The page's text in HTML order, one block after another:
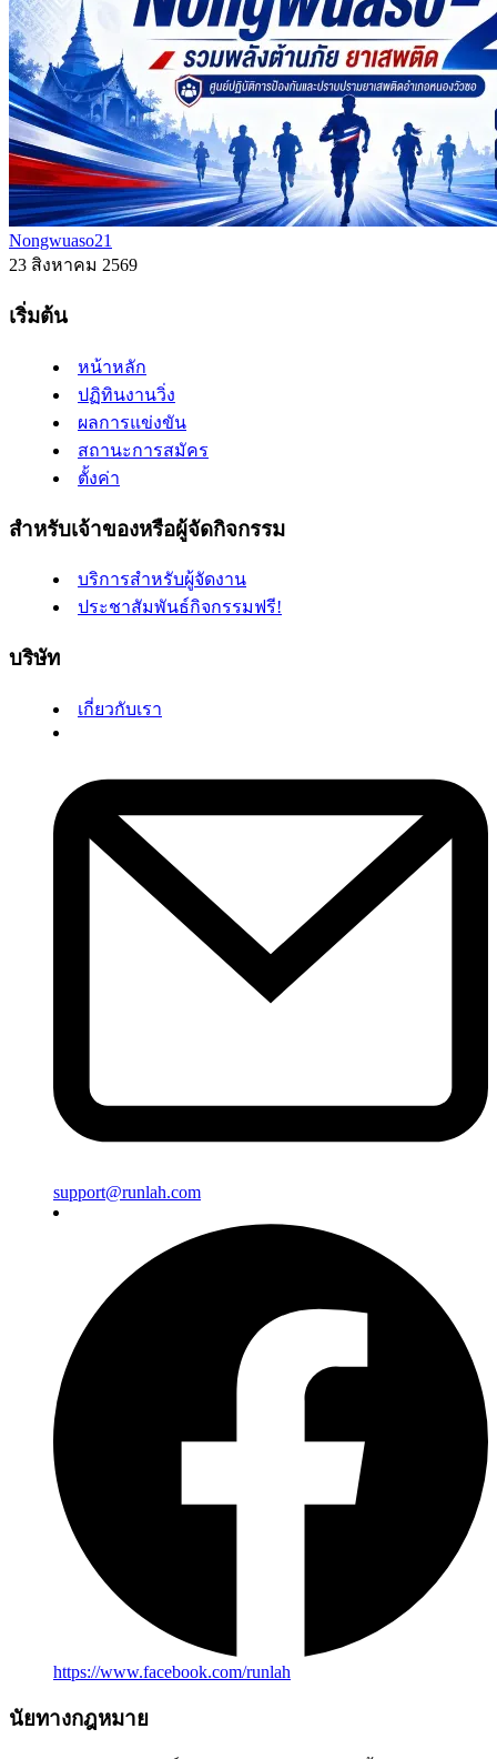
Nongwuaso21
23 สิงหาคม 2569
เริ่มต้น
หน้าหลัก
ปฏิทินงานวิ่ง
ผลการแข่งขัน
สถานะการสมัคร
ตั้งค่า
สำหรับเจ้าของหรือผู้จัดกิจกรรม
บริการสำหรับผู้จัดงาน
ประชาสัมพันธ์กิจกรรมฟรี!
บริษัท
เกี่ยวกับเรา
support@runlah.com
https://www.facebook.com/runlah
นัยทางกฎหมาย